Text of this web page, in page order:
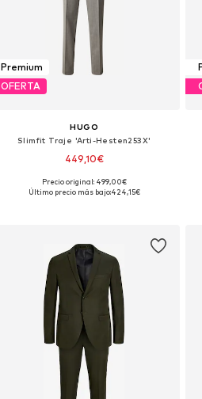
Premium
OFERTA
HUGO
Slimfit Traje 'Arti-Hesten253X'
449,10€
Tallas disponibles: 46, 52, 98
Precio original: 499,00€
Último precio más bajo:424,15€